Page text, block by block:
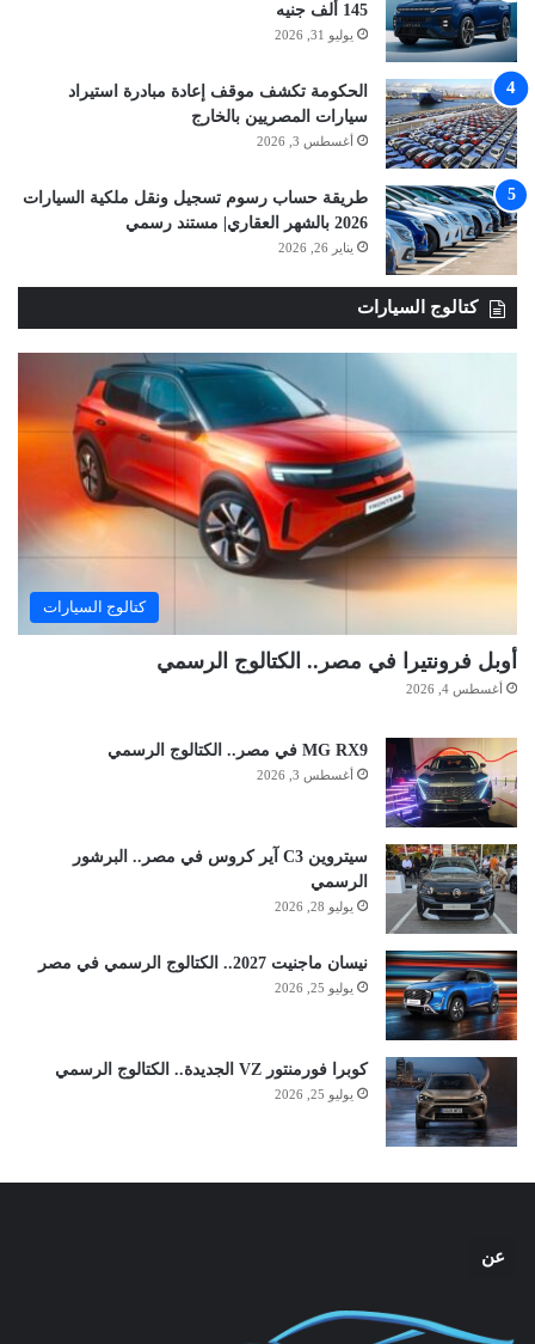
145 ألف جنيه
يوليو 31, 2026
الحكومة تكشف موقف إعادة مبادرة استيراد
سيارات المصريين بالخارج
أغسطس 3, 2026
طريقة حساب رسوم تسجيل ونقل ملكية السيارات
2026 بالشهر العقاري| مستند رسمي
يناير 26, 2026
كتالوج السيارات
كتالوج السيارات
أوبل فرونتيرا في مصر.. الكتالوج الرسمي
أغسطس 4, 2026
MG RX9 في مصر.. الكتالوج الرسمي
أغسطس 3, 2026
سيتروين C3 آير كروس في مصر.. البرشور
الرسمي
يوليو 28, 2026
نيسان ماجنيت 2027.. الكتالوج الرسمي في مصر
يوليو 25, 2026
كوبرا فورمنتور VZ الجديدة.. الكتالوج الرسمي
يوليو 25, 2026
عن